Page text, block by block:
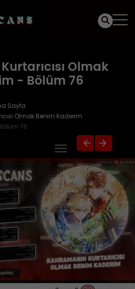
Olmak
- Bölüm 76
Sayfa
Olmak Benim Kaderim
76